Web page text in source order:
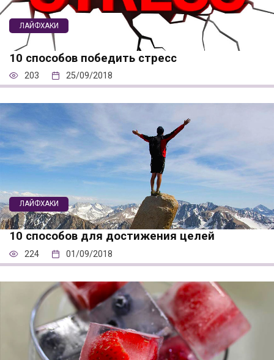
ЛАЙФХАКИ
10 способов победить стресс
203 25/09/2018
ЛАЙФХАКИ
10 способов для достижения целей
224 01/09/2018